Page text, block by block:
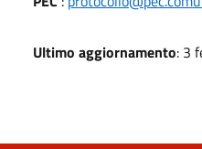
Ultimo aggiornamento: 3